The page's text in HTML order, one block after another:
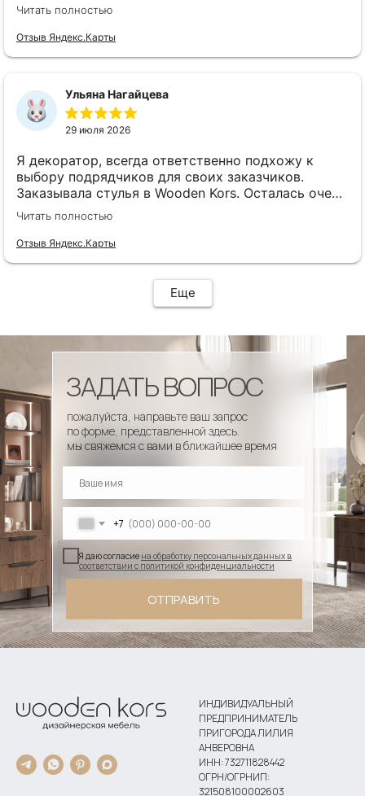
ориентированная команда!!!! При заказе
внимательно слушают заказчика , что очень
облегчает подбор материала и цвета. Четкая
Читать полностью
Отзыв Яндекс.Карты
Ульяна Нагайцева
29 июля 2026
Я декоратор, всегда ответственно подхожу к
выбору подрядчиков для своих заказчиков.
Заказывала стулья в Wooden Kors. Осталась очень
довольна качеством, скоростью исполнения,
доставкой! А особенно
клиентоориентированностью менеджеров. Все
удобством гостей! Особенно приятно было то, что
по запросу выслали образцы тканей обивки и я
сочетающееся с основным текстилем ресторана.
Читать полностью
Отзыв Яндекс.Карты
Еще
+7
Я даю согласие на обработку персональных данных в
соответствии с политикой конфиденциальности
ОТПРАВИТЬ
пожалуйста, направьте ваш запрос
по форме, представленной здесь.
мы свяжемся с вами в ближайшее время
ЗАДАТЬ ВОПРОС
ИНДИВИДУАЛЬНЫЙ
ПРЕДПРИНИМАТЕЛЬ
ПРИГОРОДА ЛИЛИЯ
АНВЕРОВНА
ИНН: 732711828442
ОГРН/ОГРНИП:
321508100002603